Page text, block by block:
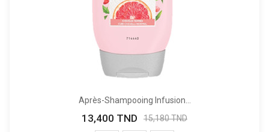
Après-Shampooing Infusion...
Prix
13,400 TND
Prix
15,180 TND